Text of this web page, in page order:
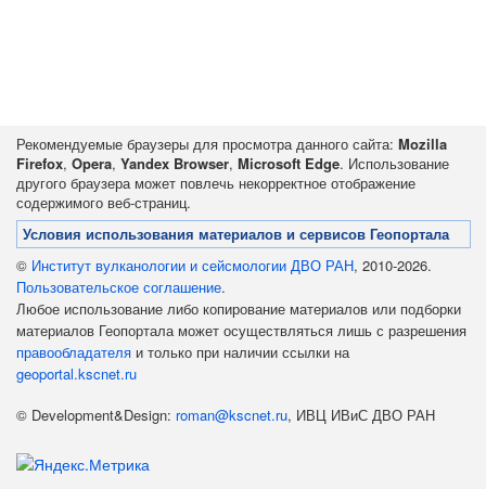
Рекомендуемые браузеры для просмотра данного сайта: Mozilla
Firefox, Opera, Yandex Browser, Microsoft Edge. Использование
другого браузера может повлечь некорректное отображение
содержимого веб-страниц.
Условия использования материалов и сервисов Геопортала
© Институт вулканологии и сейсмологии ДВО РАН, 2010-2026.
Пользовательское соглашение.
Любое использование либо копирование материалов или подборки
материалов Геопортала может осуществляться лишь с разрешения
правообладателя и только при наличии ссылки на
geoportal.kscnet.ru
© Development&Design: roman@kscnet.ru, ИВЦ ИВиС ДВО РАН